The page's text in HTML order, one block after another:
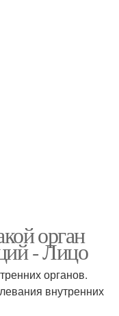
орган
- Лицо
органов.
внутренних